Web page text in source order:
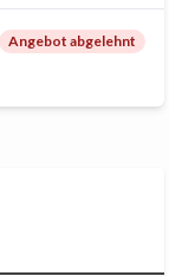
Angebot abgelehnt